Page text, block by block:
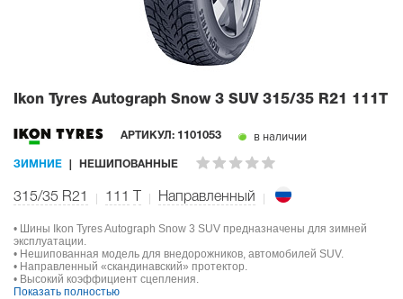
Ikon Tyres Autograph Snow 3 SUV 315/35 R21 111T
АРТИКУЛ: 1101053 в наличии
ЗИМНИЕ НЕШИПОВАННЫЕ
315/35 R21 111 Направленный
• Шины Ikon Tyres Autograph Snow 3 SUV предназначены для зимней
эксплуатации.
• Нешипованная модель для внедорожников, автомобилей SUV.
• Направленный «скандинавский» протектор.
• Высокий коэффициент сцепления.
Показать полностью